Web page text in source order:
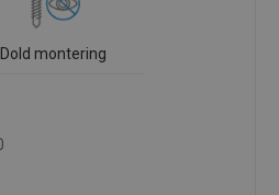
Dold montering